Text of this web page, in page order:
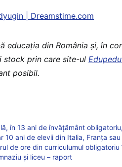
| Dreamstime.com
educaţia din România şi, în
stock prin care site-ul
posibil.
în 13 ani de învățământ
10 ani de elevii din Italia, Franța sau
de ore din curriculumul obligatoriu
și liceu – raport